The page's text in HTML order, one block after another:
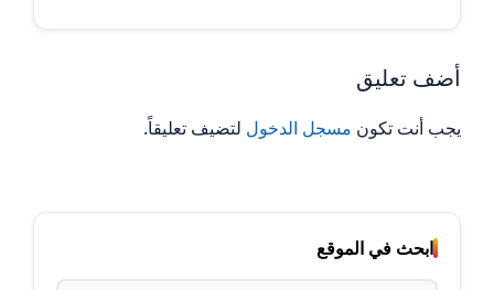
أضف تعليق
يجب أنت تكون مسجل الدخول لتضيف تعليقاً.
ابحث في الموقع